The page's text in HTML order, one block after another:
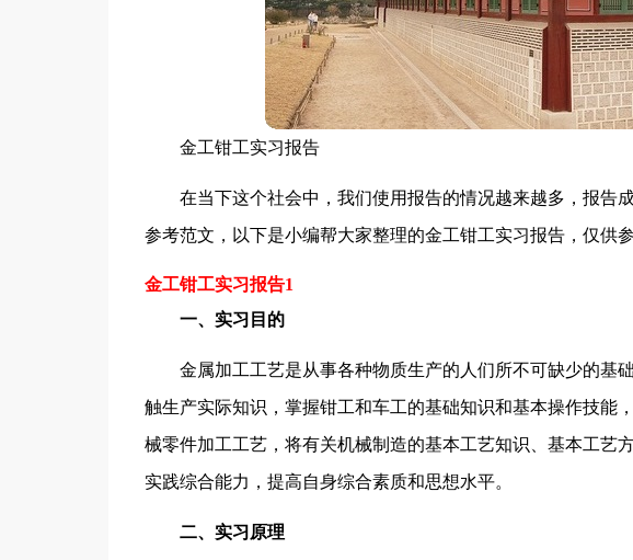
金工钳工实习报告
在当下这个社会中，我们使用报告的情况越来越多，报告
参考范文，以下是小编帮大家整理的金工钳工实习报告，仅供
金工钳工实习报告1
一、实习目的
金属加工工艺是从事各种物质生产的人们所不可缺少的基
触生产实际知识，掌握钳工和车工的基础知识和基本操作技能
械零件加工工艺，将有关机械制造的基本工艺知识、基本工艺
实践综合能力，提高自身综合素质和思想水平。
二、实习原理